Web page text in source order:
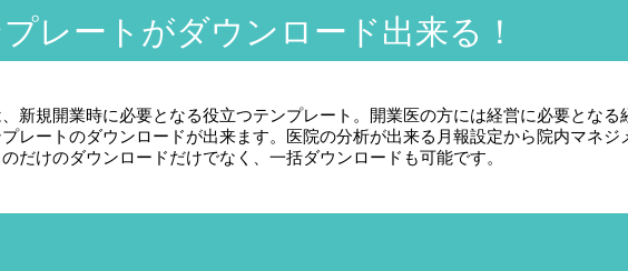
レートがダウンロード出来る！
新規開業時に必要となる役立つテンプレート。開業医の方には経営に必要となる
レートのダウンロードが出来ます。医院の分析が出来る月報設定から院内マネジ
だけのダウンロードだけでなく、一括ダウンロードも可能です。